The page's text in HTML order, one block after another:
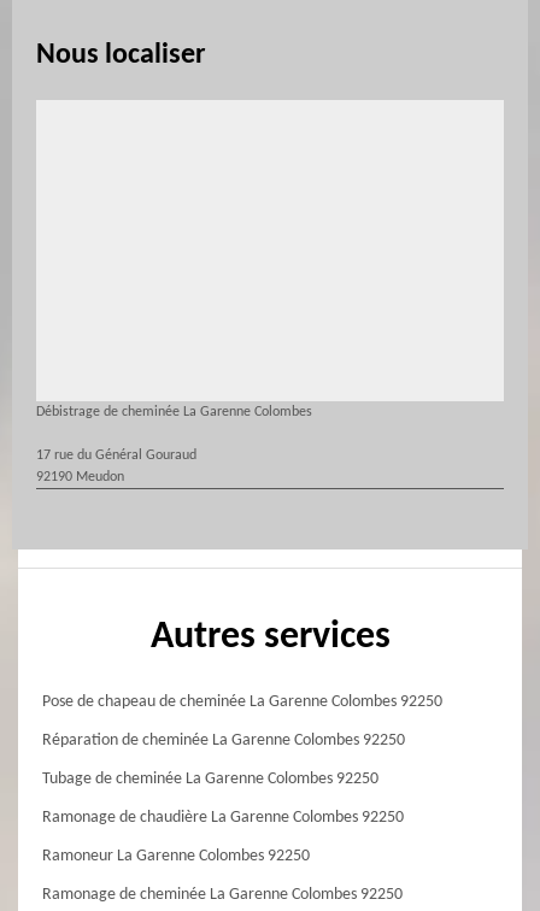
Nous localiser
Débistrage de cheminée La Garenne Colombes
17 rue du Général Gouraud
92190 Meudon
Autres services
Pose de chapeau de cheminée La Garenne Colombes 92250
Réparation de cheminée La Garenne Colombes 92250
Tubage de cheminée La Garenne Colombes 92250
Ramonage de chaudière La Garenne Colombes 92250
Ramoneur La Garenne Colombes 92250
Ramonage de cheminée La Garenne Colombes 92250